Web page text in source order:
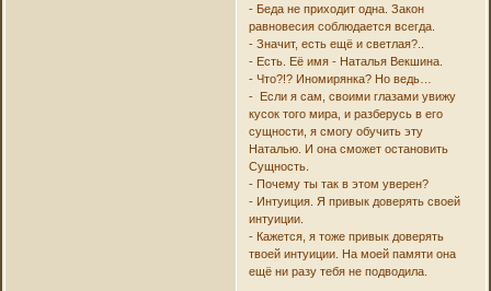
- Беда не приходит одна. Закон
равновесия соблюдается всегда.
- Значит, есть ещё и светлая?..
- Есть. Её имя - Наталья Векшина.
- Что?!? Иномирянка? Но ведь…
- Если я сам, своими глазами увижу
кусок того мира, и разберусь в его
сущности, я смогу обучить эту
Наталью. И она сможет остановить
Сущность.
- Почему ты так в этом уверен?
- Интуиция. Я привык доверять своей
интуиции.
- Кажется, я тоже привык доверять
твоей интуиции. На моей памяти она
ещё ни разу тебя не подводила.